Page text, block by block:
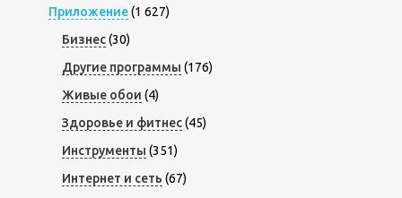
Приложение(1 627)
Бизнес(30)
Другие программы (176)
Живые обои (4)
Здоровье и фитнес(45)
Инструменты (351)
Интернет и сеть (67)